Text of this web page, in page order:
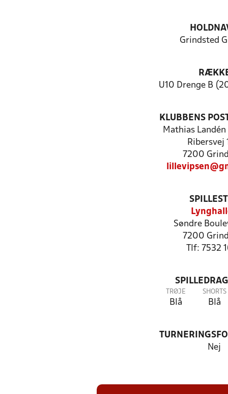
Grindsted
U10 Drenge B
KLUBBENS
Mathias Landén
Ribersvej
7200
Søndre
7200
Tlf: 7532
TRØJE
Blå
SHORTS
Blå
Nej